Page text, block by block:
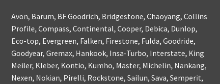
Avon, Barum, BF Goodrich, Bridgestone, Chaoyang, Collins
Profile, Compass, Continental, Cooper, Debica, Dunlop,
Eco-top, Evergreen, Falken, Firestone, Fulda, Goodride,
Goodyear, Gremax, Hankook, Insa-Turbo, Interstate, King
Meiler, Kleber, Kontio, Kumho, Master, Michelin, Nankang,
Nexen, Nokian, Pirelli, Rockstone, Sailun, Sava, Semperit,